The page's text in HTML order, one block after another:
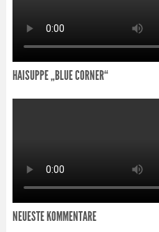
HAISUPPE „BLUE CORNER“
NEUESTE KOMMENTARE